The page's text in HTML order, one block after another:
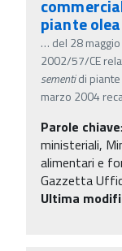
piante
… del 28
2002/57/CE
sementidi piante
marzo 2004
Parole chiave:
ministeriali,
alimentari e
Gazzetta
Ultima